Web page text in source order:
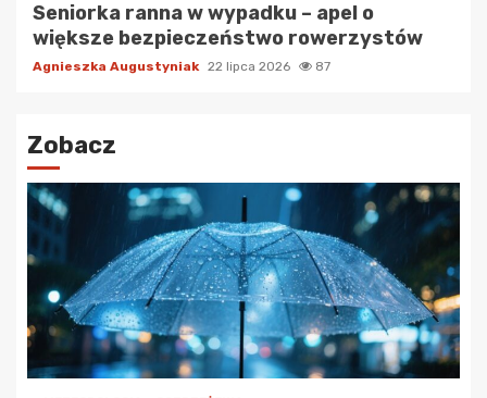
Seniorka ranna w wypadku – apel o
większe bezpieczeństwo rowerzystów
Agnieszka Augustyniak 22 lipca 2026 87
Zobacz